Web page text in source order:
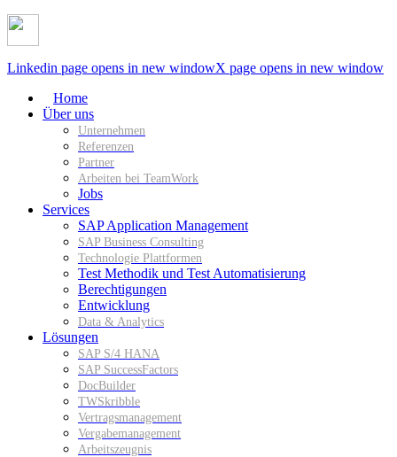
Linkedin page opens in new windowX page opens in new window
Home
Über uns
Unternehmen
Referenzen
Partner
Arbeiten bei TeamWork
Jobs
Services
SAP Application Management
SAP Business Consulting
Technologie Plattformen
Test Methodik und Test Automatisierung
Berechtigungen
Entwicklung
Data & Analytics
Lösungen
SAP S/4 HANA
SAP SuccessFactors
DocBuilder
TWSkribble
Vertragsmanagement
Vergabemanagement
Arbeitszeugnis